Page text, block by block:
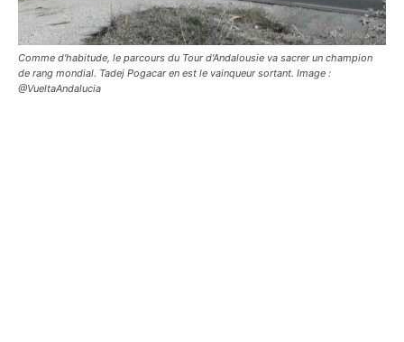
Comme d'habitude, le parcours du Tour d'Andalousie va sacrer un champion
de rang mondial. Tadej Pogacar en est le vainqueur sortant. Image :
@VueltaAndalucia